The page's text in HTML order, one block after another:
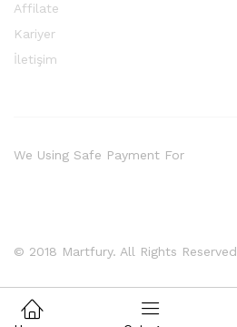
Affilate
Kariyer
İletişim
© 2018 Martfury. All Rights Reserved
We Using Safe Payment For